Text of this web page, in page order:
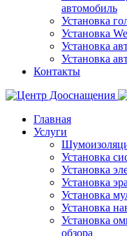
автомобиль
Установка
Установка
Установка
Установка
Контакты
Главная
Услуги
Установка
Установка
Установка
Установка
Установка
Установка
обзора